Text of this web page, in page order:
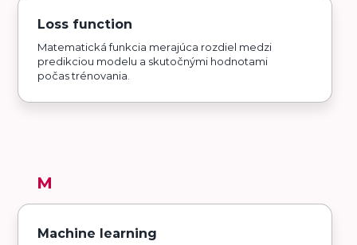
Loss function
Matematická funkcia merajúca rozdiel medzi
predikciou modelu a skutočnými hodnotami
počas trénovania.
M
Machine learning